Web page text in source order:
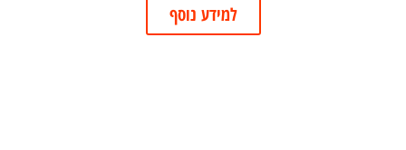
למידע נוסף